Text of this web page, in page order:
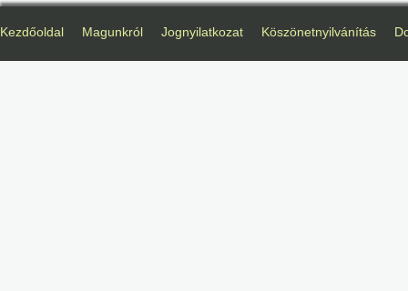
Kezdőoldal Magunkról Jognyilatkozat Köszönetnyilvánítás